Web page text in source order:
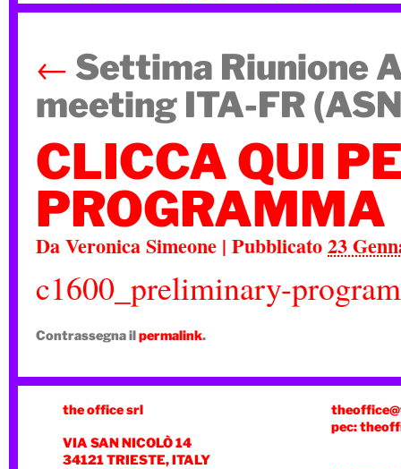
AL
← Settima Riunione
meeting ITA-FR
CLICCA QUI
PROGRAMMA
DaVeronica Simeone | Pubblicato23
c1600_preliminary-
Contrassegna ilpermalink.
the office srl
VIA SAN NICOLÒ 14
34121 TRIESTE, ITALY
pec: